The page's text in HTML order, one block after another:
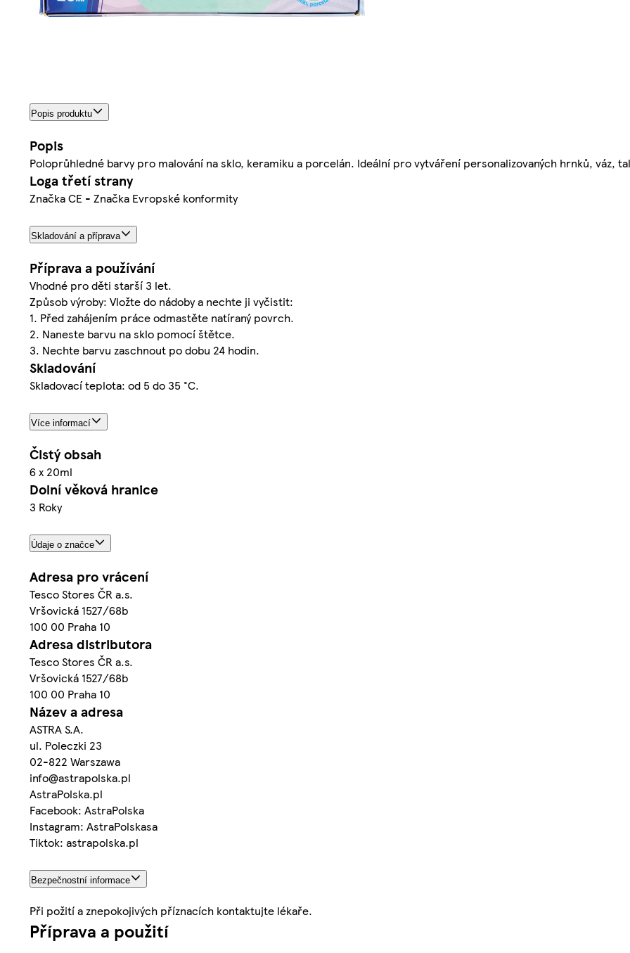
Popis produktu
Popis
Poloprůhledné barvy pro malování na sklo, keramiku a porcelán. Ideální pro vytváření personalizovaných hrnků, váz,
Loga třetí strany
Značka CE - Značka Evropské konformity
Skladování a příprava
Příprava a používání
Vhodné pro děti starší 3 let.
Způsob výroby: Vložte do nádoby a nechte ji vyčistit:
1. Před zahájením práce odmastěte natíraný povrch.
2. Naneste barvu na sklo pomocí štětce.
3. Nechte barvu zaschnout po dobu 24 hodin.
Skladování
Skladovací teplota: od 5 do 35 °C.
Více informací
Čistý obsah
6 x 20ml
Dolní věková hranice
3 Roky
Údaje o značce
Adresa pro vrácení
Tesco Stores ČR a.s.
Vršovická 1527/68b
100 00 Praha 10
Adresa distributora
Tesco Stores ČR a.s.
Vršovická 1527/68b
100 00 Praha 10
Název a adresa
ASTRA S.A.
ul. Poleczki 23
02-822 Warszawa
info@astrapolska.pl
AstraPolska.pl
Facebook: AstraPolska
Instagram: AstraPolskasa
Tiktok: astrapolska.pl
Bezpečnostní informace
Při požití a znepokojivých příznacích kontaktujte lékaře.
Příprava a použití